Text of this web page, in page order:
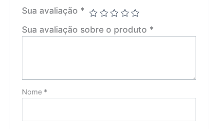
Sua avaliação *
Sua avaliação sobre o produto *
Nome *